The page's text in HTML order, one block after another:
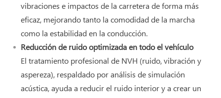
vibraciones e impactos de la carretera de forma más
eficaz, mejorando tanto la comodidad de la marcha
como la estabilidad en la conducción.
Reducción de ruido optimizada en todo el vehículo
El tratamiento profesional de NVH (ruido, vibración y
aspereza), respaldado por análisis de simulación
acústica, ayuda a reducir el ruido interior y a crear un